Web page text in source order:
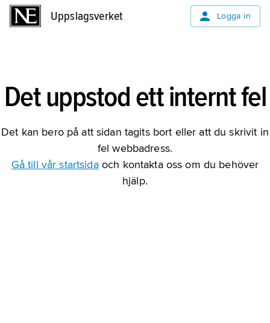
Uppslagsverket Logga in
Det uppstod ett internt fel
Det kan bero på att sidan tagits bort eller att du skrivit in
fel webbadress.
Gå till vår startsidaoch kontakta oss om du behöver
hjälp.